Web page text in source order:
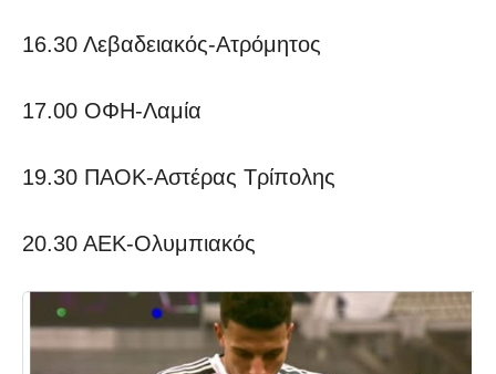
16.30 Λεβαδειακός-Ατρόμητος
17.00 ΟΦΗ-Λαμία
19.30 ΠΑΟΚ-Αστέρας Τρίπολης
20.30 ΑΕΚ-Ολυμπιακός